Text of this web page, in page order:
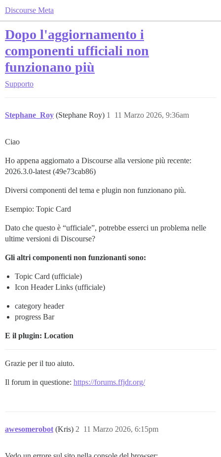
Discourse Meta
Dopo l'aggiornamento i
componenti ufficiali non
funzionano più
Supporto
Stephane_Roy (Stephane Roy) 11 Marzo 2026, 9:36am
1
Ciao
Ho appena aggiornato a Discourse alla versione più recente:
2026.3.0-latest (49e73cab86)
Diversi componenti del tema e plugin non funzionano più.
Esempio: Topic Card
Dato che questo è “ufficiale”, potrebbe esserci un problema nelle
ultime versioni di Discourse?
Gli altri componenti non funzionanti sono:
Topic Card (ufficiale)
Icon Header Links (ufficiale)
category header
progress Bar
E il plugin: Location
Grazie per il tuo aiuto.
Il forum in questione: https://forums.ffjdr.org/
awesomerobot (Kris) 11 Marzo 2026, 6:15pm
2